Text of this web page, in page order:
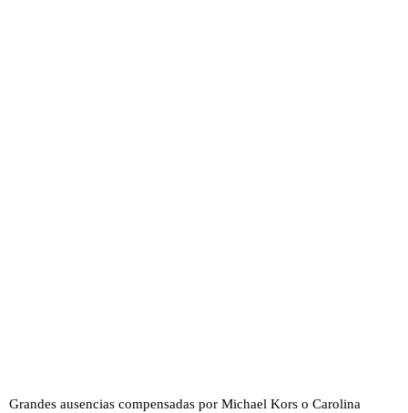
Grandes ausencias compensadas por Michael Kors o Carolina